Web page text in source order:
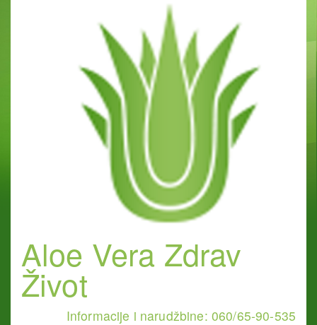
Aloe Vera Zdrav
Život
Informacije i narudžbine: 060/65-90-535